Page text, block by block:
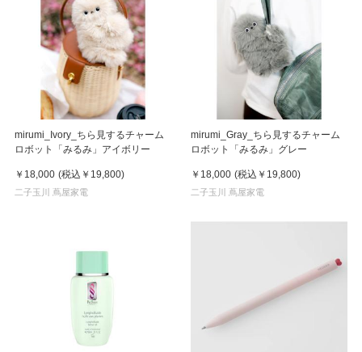
mirumi_Ivory_ちら見するチャーム
ロボット「みるみ」アイボリー
￥18,000 (税込 ￥19,800)
二子玉川 蔦屋家電
mirumi_Gray_ちら見するチャーム
ロボット「みるみ」グレー
￥18,000 (税込 ￥19,800)
二子玉川 蔦屋家電